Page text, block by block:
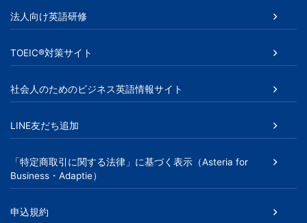
ン
法人向け英語研修
TOEIC®対策サイト
社会人のためのビジネス英語情報サイト
LINE友だち追加
「特定商取引に関する法律」に基づく表示（Asteria for
Business・Adaptie）
申込規約